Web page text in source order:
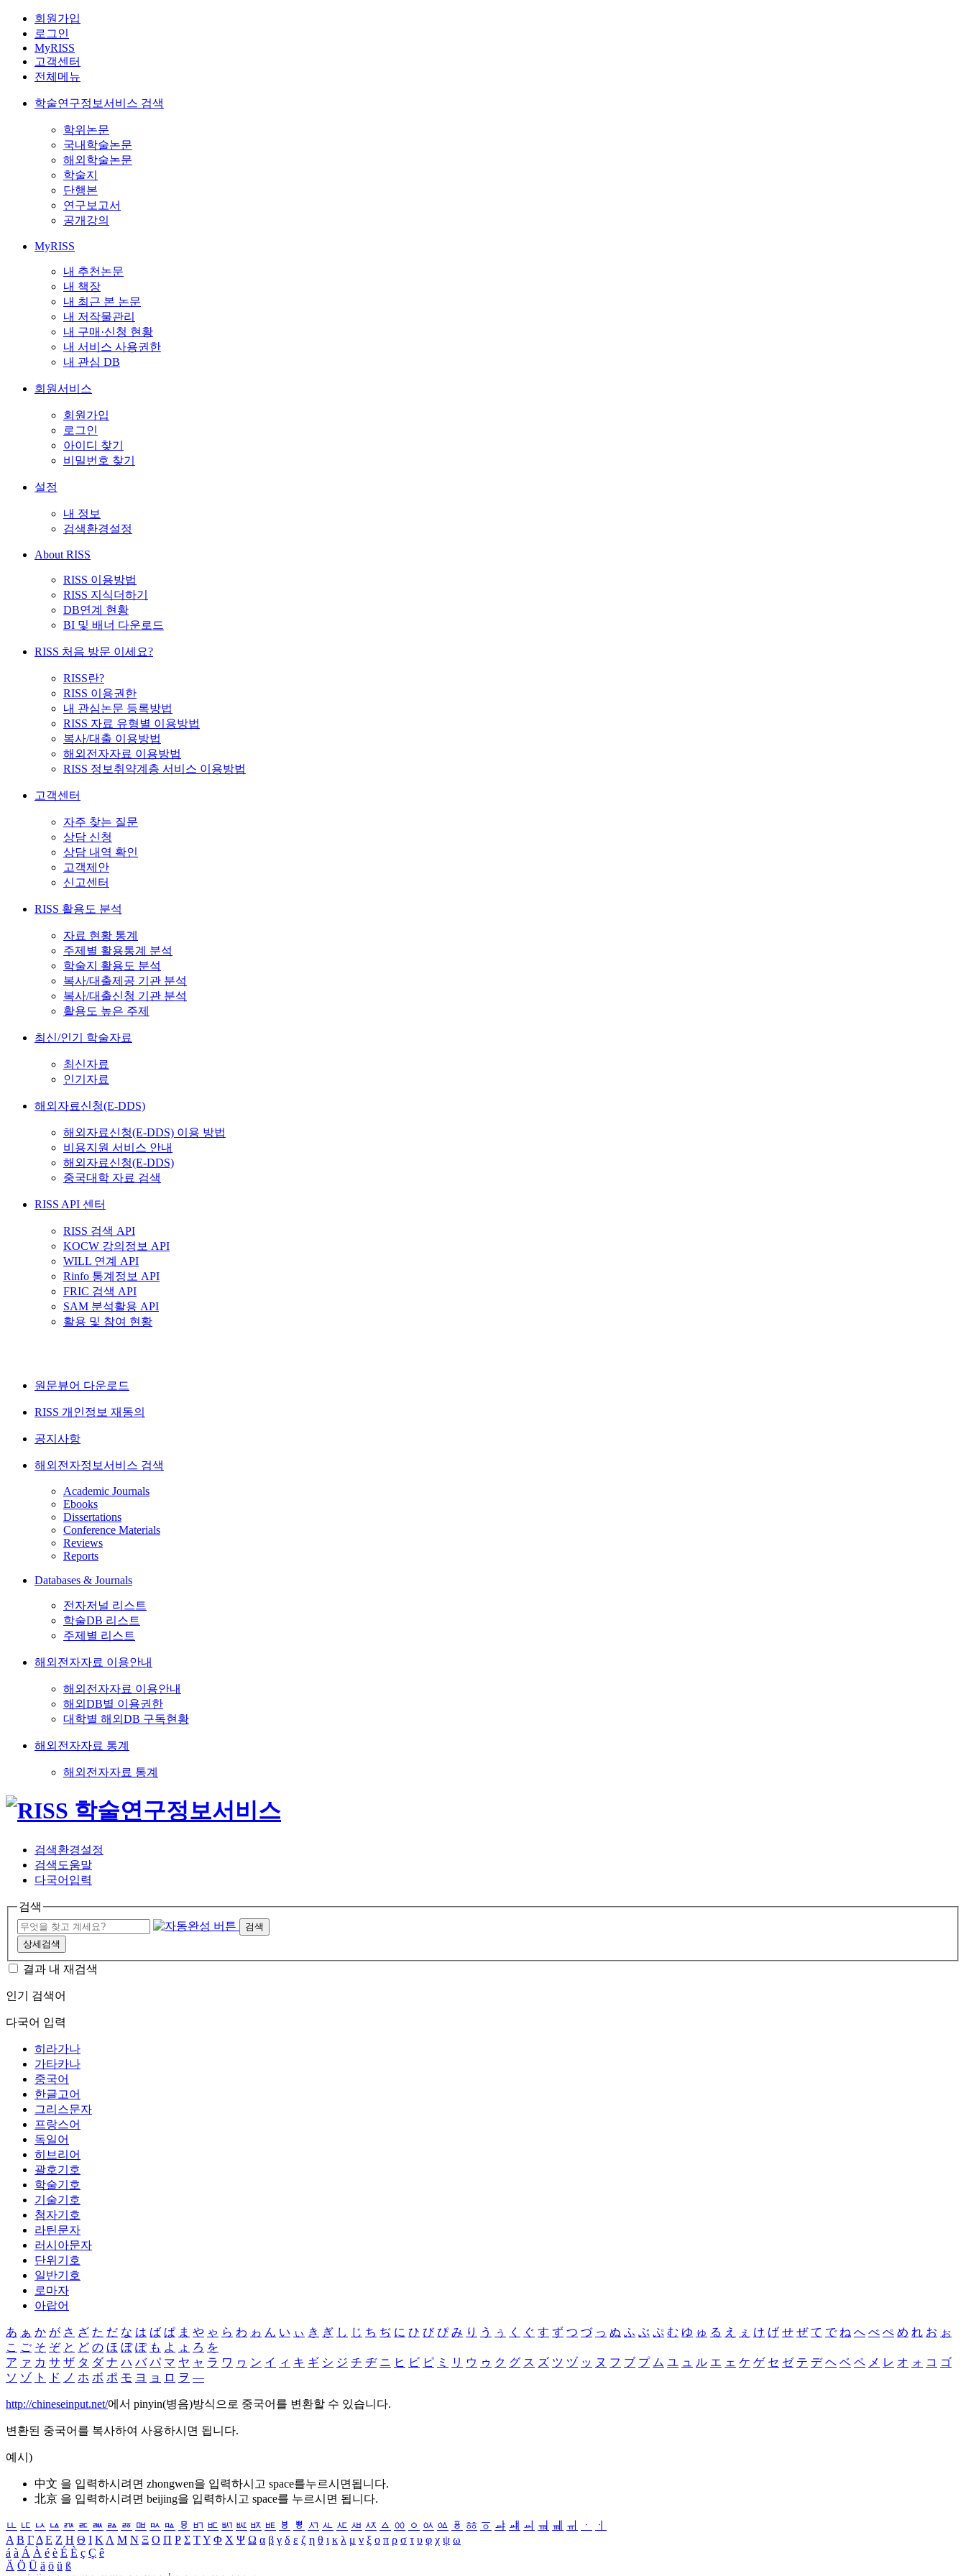
회원가입
로그인
MyRISS
고객센터
전체메뉴
학술연구정보서비스 검색
학위논문
국내학술논문
해외학술논문
학술지
단행본
연구보고서
공개강의
MyRISS
내 추천논문
내 책장
내 최근 본 논문
내 저작물관리
내 구매·신청 현황
내 서비스 사용권한
내 관심 DB
회원서비스
회원가입
로그인
아이디 찾기
비밀번호 찾기
설정
내 정보
검색환경설정
About RISS
RISS 이용방법
RISS 지식더하기
DB연계 현황
BI 및 배너 다운로드
RISS 처음 방문 이세요?
RISS란?
RISS 이용권한
내 관심논문 등록방법
RISS 자료 유형별 이용방법
복사/대출 이용방법
해외전자자료 이용방법
RISS 정보취약계층 서비스 이용방법
고객센터
자주 찾는 질문
상담 신청
상담 내역 확인
고객제안
신고센터
RISS 활용도 분석
자료 현황 통계
주제별 활용통계 분석
학술지 활용도 분석
복사/대출제공 기관 분석
복사/대출신청 기관 분석
활용도 높은 주제
최신/인기 학술자료
최신자료
인기자료
해외자료신청(E-DDS)
해외자료신청(E-DDS) 이용 방법
비용지원 서비스 안내
해외자료신청(E-DDS)
중국대학 자료 검색
RISS API 센터
RISS 검색 API
KOCW 강의정보 API
WILL 연계 API
Rinfo 통계정보 API
FRIC 검색 API
SAM 분석활용 API
활용 및 참여 현황
원문뷰어 다운로드
RISS 개인정보 재동의
공지사항
해외전자정보서비스 검색
Academic Journals
Ebooks
Dissertations
Conference Materials
Reviews
Reports
Databases & Journals
전자저널 리스트
학술DB 리스트
주제별 리스트
해외전자자료 이용안내
해외전자자료 이용안내
해외DB별 이용권한
대학별 해외DB 구독현황
해외전자자료 통계
해외전자자료 통계
검색환경설정
검색도움말
다국어입력
검색
검색
상세검색
결과 내 재검색
인기 검색어
다국어 입력
히라가나
가타카나
중국어
한글고어
그리스문자
프랑스어
독일어
히브리어
괄호기호
학술기호
기술기호
첨자기호
라틴문자
러시아문자
단위기호
일반기호
로마자
아랍어
あ ぁ か が さ ざ た だ な は ば ぱ ま や ゃ ら わ ゎ ん い ぃ き ぎ し じ ち ぢ に ひ び ぴ み り う ぅ く ぐ す ず つ づ っ ぬ ふ ぶ ぷ む ゆ ゅ る え ぇ け げ せ ぜ て で ね へ べ ぺ め れ お ぉ
こ ご そ ぞ と ど の ほ ぼ ぽ も よ ょ ろ を
ア ァ カ サ ザ タ ダ ナ ハ バ パ マ ヤ ャ ラ ワ ヮ ン イ ィ キ ギ シ ジ チ ヂ ニ ヒ ビ ピ ミ リ ウ ゥ ク グ ス ズ ツ ヅ ッ ヌ フ ブ プ ム ユ ュ ル エ ェ ケ ゲ セ ゼ テ デ ヘ ベ ペ メ レ オ ォ コ ゴ
ソ ゾ ト ド ノ ホ ボ ポ モ ヨ ョ ロ ヲ ―
http://chineseinput.net/에서 pinyin(병음)방식으로 중국어를 변환할 수 있습니다.
변환된 중국어를 복사하여 사용하시면 됩니다.
예시)
中文 을 입력하시려면 zhongwen을 입력하시고 space를누르시면됩니다.
北京 을 입력하시려면 beijing을 입력하시고 space를 누르시면 됩니다.
ㅥ ㅦ ㅧ ㅨ ㅩ ㅪ ㅫ ㅬ ㅭ ㅮ ㅯ ㅰ ㅱ ㅲ ㅳ ㅴ ㅵ ㅶ ㅷ ㅸ ㅹ ㅺ ㅻ ㅼ ㅽ ㅾ ㅿ ㆀ ㆁ ㆂ ㆃ ㆄ ㆅ ㆆ ㆇ ㆈ ㆉ ㆊ ㆋ ㆌ ㆍ
ㆎ
Α Β ΓΔ Ε Ζ Η Θ Ι ΚΛ Μ Ν Ξ Ο Π Ρ Σ ΤΥ Φ Χ Ψ Ω α β γ δ ε ζ η θ ι κ λ μ ν ξ ο π ρ σ τ υ φ χ ψ ω
á à Á À é è É È ç Ç ê
Ä Ö Ü ä ö ü ß